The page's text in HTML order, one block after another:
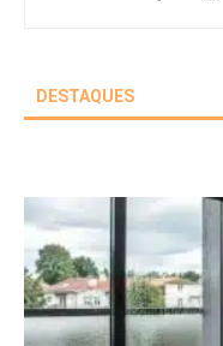
DESTAQUES